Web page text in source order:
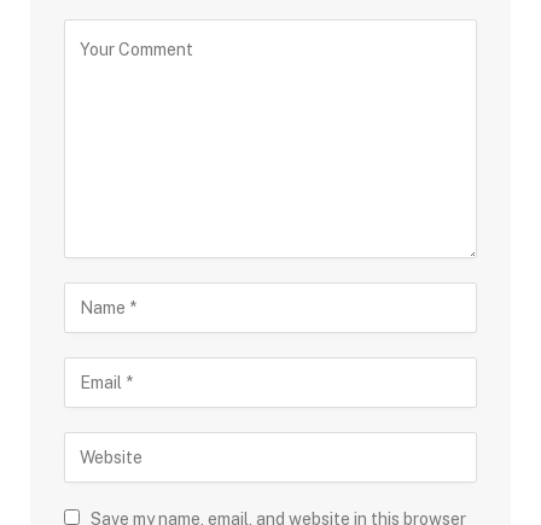
Save my name, email, and website in this browser